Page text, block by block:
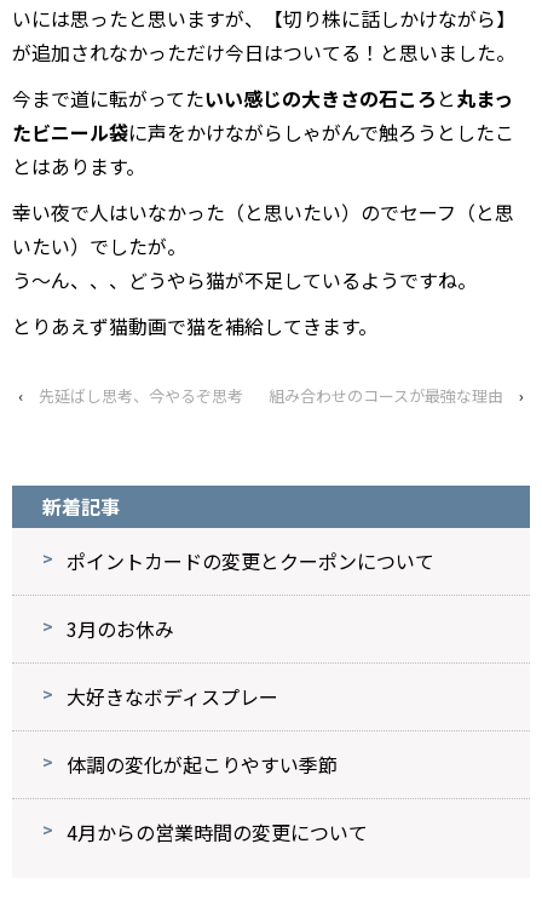
いには思ったと思いますが、【切り株に話しかけながら】
が追加されなかっただけ今日はついてる！と思いました。
今まで道に転がってたいい感じの大きさの石ころ と丸まっ
たビニール袋に声をかけながらしゃがんで触ろうとしたこ
とはあります。
幸い夜で人はいなかった（と思いたい）のでセーフ（と思
いたい）でしたが。
う～ん、、、どうやら猫が不足しているようですね。
とりあえず猫動画で猫を補給してきます。
‹ 先延ばし思考、今やるぞ思考 組み合わせのコースが最強な理由 ›
新着記事
ポイントカードの変更とクーポンについて
3月のお休み
大好きなボディスプレー
体調の変化が起こりやすい季節
4月からの営業時間の変更について